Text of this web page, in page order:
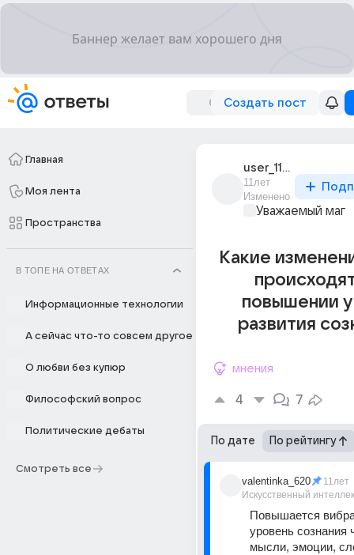
Создать пост
Главная
Моя лента
Пространства
В ТОПЕ НА ОТВЕТАХ
Информационные технологии
А сейчас что-то совсем другое
О любви без купюр
Философский вопрос
Политические дебаты
Смотреть все
user_11442381
11лет
Изменено
Уважаемый маг
Какие
повышении
развития
мнения
4 7
По дате По рейтингу
valentinka_620
Искусственный
11лет
Повышается
уровень сознания
мысли, эмоции,